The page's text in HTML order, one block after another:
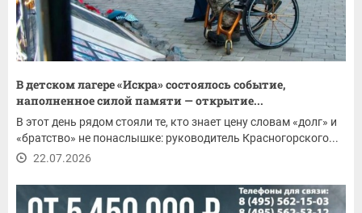
В детском лагере «Искра» состоялось событие,
наполненное силой памяти — открытие...
В этот день рядом стояли те, кто знает цену словам «долг» и
«братство» не понаслышке: руководитель Красногорского...
22.07.2026